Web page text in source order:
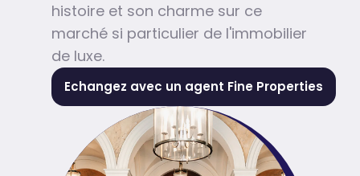
histoire et son charme sur ce
marché si particulier de l'immobilier
de luxe.
Echangez avec un agent Fine Properties